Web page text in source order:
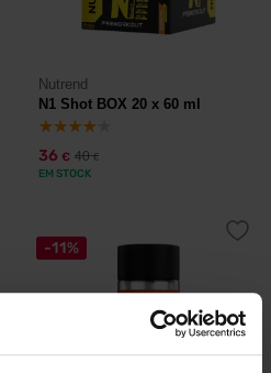
Nutrend
N1 Shot BOX 20 x 60 ml
36 € 40€
EM STOCK
-11%